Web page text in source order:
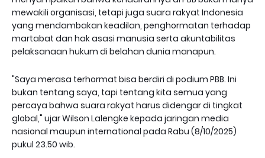
mewakili organisasi, tetapi juga suara rakyat Indonesia
yang mendambakan keadilan, penghormatan terhadap
martabat dan hak asasi manusia serta akuntabilitas
pelaksanaan hukum di belahan dunia manapun.
"Saya merasa terhormat bisa berdiri di podium PBB. Ini
bukan tentang saya, tapi tentang kita semua yang
percaya bahwa suara rakyat harus didengar di tingkat
global," ujar Wilson Lalengke kepada jaringan media
nasional maupun international pada Rabu (8/10/2025)
pukul 23.50 wib.